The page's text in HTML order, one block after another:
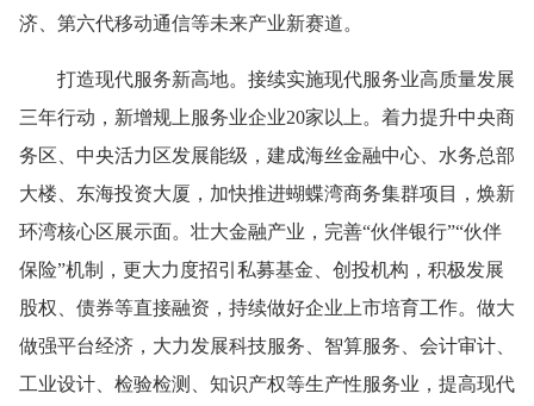
济、第六代移动通信等未来产业新赛道。
打造现代服务新高地。接续实施现代服务业高质量发展
三年行动，新增规上服务业企业20家以上。着力提升中央商
务区、中央活力区发展能级，建成海丝金融中心、水务总部
大楼、东海投资大厦，加快推进蝴蝶湾商务集群项目，焕新
环湾核心区展示面。壮大金融产业，完善“伙伴银行”“伙伴
保险”机制，更大力度招引私募基金、创投机构，积极发展
股权、债券等直接融资，持续做好企业上市培育工作。做大
做强平台经济，大力发展科技服务、智算服务、会计审计、
工业设计、检验检测、知识产权等生产性服务业，提高现代